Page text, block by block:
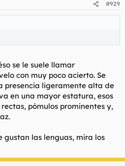
#929
se le suele llamar
con muy poco acierto. Se
presencia ligeramente alta de
en una mayor estatura, esos
pómulos prominentes y,
gustan las lenguas, mira los